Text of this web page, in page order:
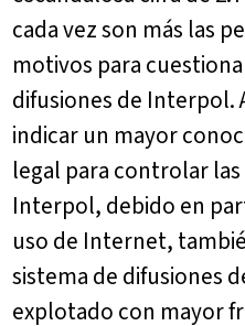
cada vez son más las
motivos para
difusiones de Interpol.
indicar un mayor
legal para controlar
Interpol, debido en
uso de Internet,
sistema de difusiones
explotado con mayor